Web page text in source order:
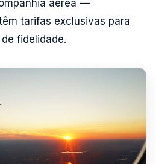
aérea —
tarifas exclusivas para
fidelidade.